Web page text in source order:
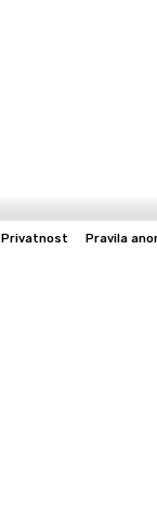
Privatnost Pravila